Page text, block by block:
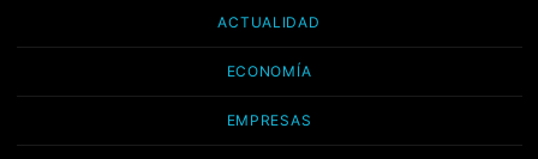
ACTUALIDAD
ECONOMÍA
EMPRESAS